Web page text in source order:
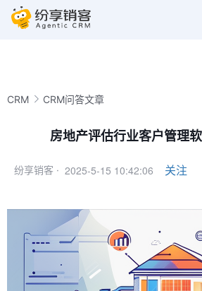
CRM CRM问答文章
房地产评估行业客户管理
纷享销客 · 2025-5-15 10:42:06 关注